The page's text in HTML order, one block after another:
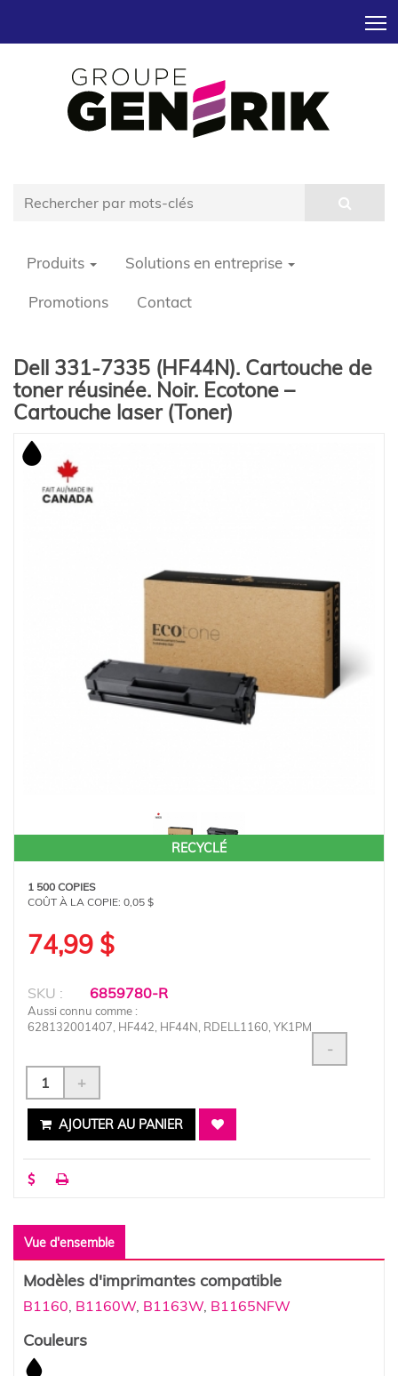
Produits Solutions en entreprise
Promotions Contact
Dell 331-7335 (HF44N). Cartouche de
toner réusinée. Noir. Ecotone –
Cartouche laser (Toner)
RECYCLÉ
1 500 COPIES
COÛT À LA COPIE: 0,05 $
74,99 $
SKU : 6859780-R
Aussi connu comme :
628132001407, HF442, HF44N, RDELL1160, YK1PM
-
+
AJOUTER AU PANIER
Vue d'ensemble
Modèles d'imprimantes compatible
B1160 B1160W B1163W B1165NFW
Couleurs